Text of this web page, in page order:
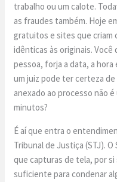
trabalho ou um calote.
as fraudes também. Hoje
gratuitos e sites que criam
idênticas às originais.
pessoa, forja a data, a
um juiz pode ter certeza
anexado ao processo não
minutos?
É aí que entra o
Tribunal de Justiça (STJ).
que capturas de tela, por
suficiente para condenar